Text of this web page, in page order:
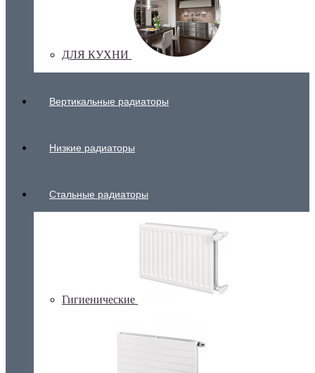
ДЛЯ КУХНИ
Вертикальные радиаторы
Низкие радиаторы
Стальные радиаторы
Гигиенические